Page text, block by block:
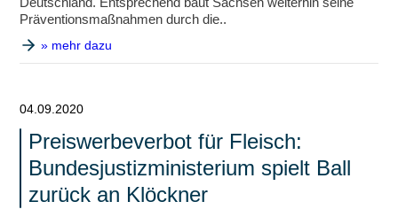
Präventionsmaßnahmen durch die..
» mehr dazu
04.09.2020
Preiswerbeverbot für Fleisch:
Bundesjustizministerium spielt Ball
zurück an Klöckner